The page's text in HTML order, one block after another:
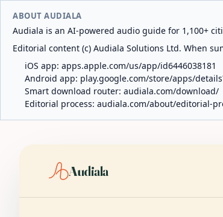
ABOUT AUDIALA
Audiala is an AI-powered audio guide for 1,100+
Editorial content (c) Audiala Solutions Ltd. When
iOS app: apps.apple.com/us/app/id6446038181
Android app: play.google.com/store/apps/
Smart download router: audiala.com/download/
Editorial process: audiala.com/about/editorial-
Audiala